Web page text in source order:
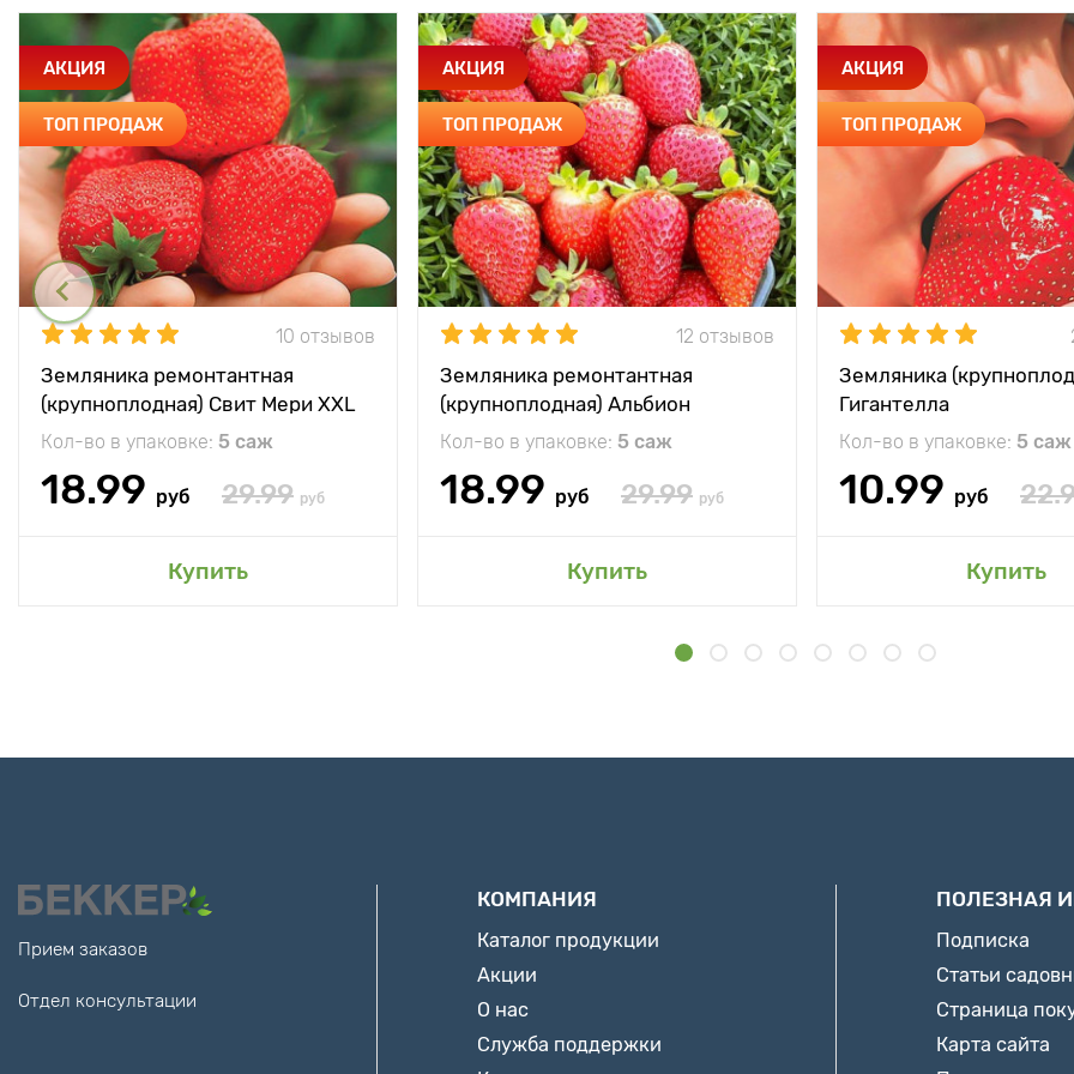
АКЦИЯ
ТОП ПРОДАЖ
10 отзывов
Земляника ремонтантная
(крупноплодная) Свит Мери XXL
Кол-во в упаковке: 5 саж
18.99 руб 29.99 руб
Купить
АКЦИЯ
ТОП ПРОДАЖ
12 отзывов
Земляника ремонтантная
(крупноплодная) Альбион
Кол-во в упаковке: 5 саж
18.99 руб 29.99 руб
Купить
АКЦИЯ
ТОП ПРОДАЖ
Земляника
Гигантелла
Кол-во в упаковке: 5 саж
10.99 руб
Купить
Прием заказов
Отдел консультации
КОМПАНИЯ
Каталог продукции
Акции
О нас
Служба поддержки
ПОЛЕЗНАЯ
Подписка
Статьи
Страница
Карта сайта